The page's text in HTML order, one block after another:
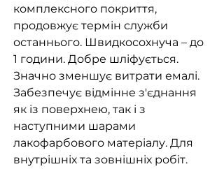
комплексного покриття,
продовжує термін служби
останнього. Швидкосохнуча – до
1 години. Добре шліфується.
Значно зменшує витрати емалі.
Забезпечує відмінне з'єднання
як із поверхнею, так і з
наступними шарами
лакофарбового матеріалу. Для
внутрішніх та зовнішніх робіт.